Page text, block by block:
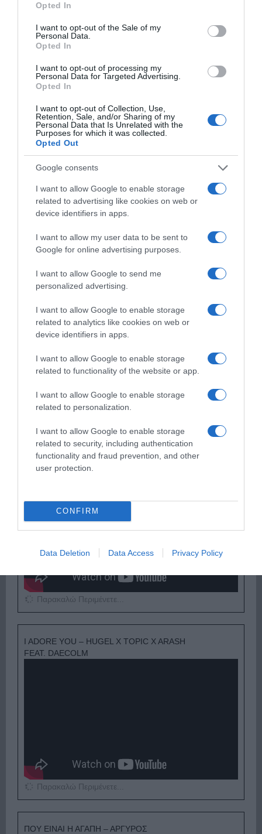
use your data for below specified purposes in below Google
consent section.
Opted In
I want to opt-out of the Sale of my
Personal Data.
Opted In
I want to opt-out of processing my
Personal Data for Targeted Advertising.
Opted In
I want to opt-out of Collection, Use,
Retention, Sale, and/or Sharing of my
Personal Data that Is Unrelated with the
Purposes for which it was collected.
Opted Out
Google consents
I want to allow Google to enable storage
related to advertising like cookies on web or
device identifiers in apps.
I want to allow my user data to be sent to
Google for online advertising purposes.
I want to allow Google to send me
personalized advertising.
I want to allow Google to enable storage
related to analytics like cookies on web or
device identifiers in apps.
I want to allow Google to enable storage
related to functionality of the website or app.
I want to allow Google to enable storage
related to personalization.
I want to allow Google to enable storage
related to security, including authentication
functionality and fraud prevention, and other
user protection.
CONFIRM
Data Deletion Data Access Privacy Policy
Παρακαλώ Περιμένετε...
ΕΞΑΙΡΕΣΗ – ΒΙΣΣΗ ΑΝΝΑ
Παρακαλώ Περιμένετε...
ΟΠΟΥ ΚΙ ΑΝ ΠΑΣ – ΟΙΚΟΝΟΜΟΠΟΥΛΟΣ
ΝΙΚΟΣ
Παρακαλώ Περιμένετε...
I ADORE YOU – HUGEL X TOPIC X ARASH
FEAT. DAECOLM
Παρακαλώ Περιμένετε...
ΠΟΥ ΕΙΝΑΙ Η ΑΓΑΠΗ – ΑΡΓΥΡΟΣ